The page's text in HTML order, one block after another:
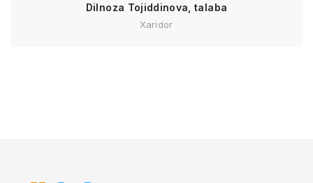
Dilnoza Tojiddinova, talaba
Xaridor